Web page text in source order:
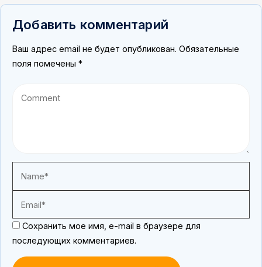
Добавить комментарий
Ваш адрес email не будет опубликован. Обязательные
поля помечены *
Сохранить мое имя, e-mail в браузере для
последующих комментариев.